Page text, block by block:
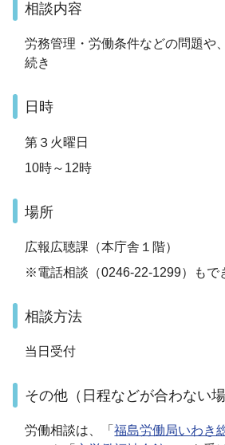
相談内容
労務管理・労働条件などの問題や
続き
日時
第３火曜日
10時～12時
場所
広報広聴課（本庁舎１階）
※電話相談（0246-22-1299）もで
相談方法
当日受付
その他（日程などが合わない場
労働相談は、「福島労働局いわき